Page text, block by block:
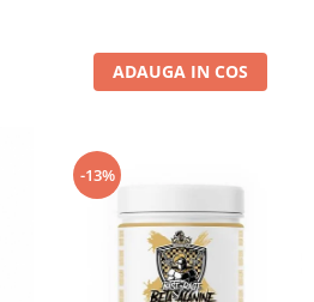
ADAUGA IN COS
-13%